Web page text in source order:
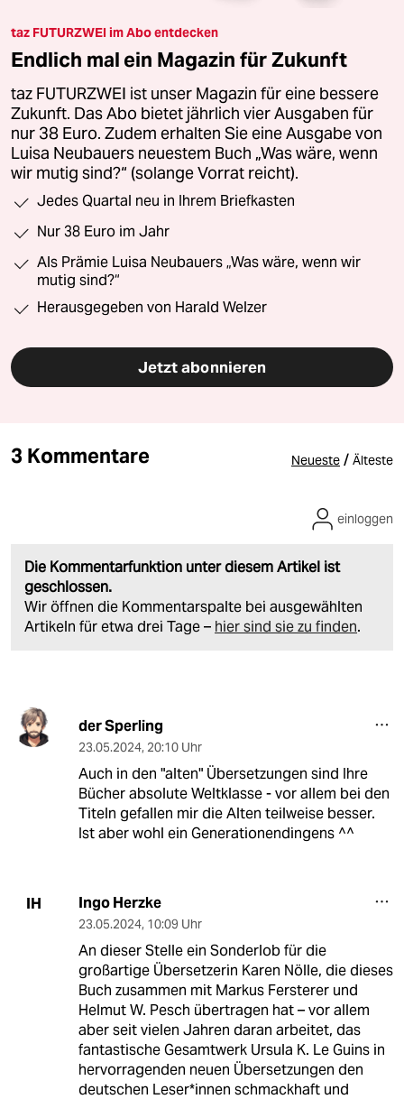
taz FUTURZWEI im Abo entdecken
Endlich mal ein Magazin für Zukunft
taz FUTURZWEI ist unser Magazin für eine bessere
Zukunft. Das Abo bietet jährlich vier Ausgaben für
nur 38 Euro. Zudem erhalten Sie eine Ausgabe von
Luisa Neubauers neuestem Buch „Was wäre, wenn
wir mutig sind?“ (solange Vorrat reicht).
Jedes Quartal neu in Ihrem Briefkasten
Nur 38 Euro im Jahr
Als Prämie Luisa Neubauers „Was wäre, wenn wir
mutig sind?“
Herausgegeben von Harald Welzer
Jetzt abonnieren
3 Kommentare Neueste / Älteste
Die Kommentarfunktion unter diesem Artikel ist
geschlossen.
Wir öffnen die Kommentarspalte bei ausgewählten
Artikeln für etwa drei Tage – hier sind sie zu finden.
einloggen
der Sperling
23.05.2024, 20:10 Uhr
Auch in den "alten" Übersetzungen sind Ihre
Bücher absolute Weltklasse - vor allem bei den
Titeln gefallen mir die Alten teilweise besser.
Ist aber wohl ein Generationendingens ^^
IH Ingo Herzke
23.05.2024, 10:09 Uhr
An dieser Stelle ein Sonderlob für die
großartige Übersetzerin Karen Nölle, die dieses
Buch zusammen mit Markus Fersterer und
Helmut W. Pesch übertragen hat – vor allem
aber seit vielen Jahren daran arbeitet, das
fantastische Gesamtwerk Ursula K. Le Guins in
hervorragenden neuen Übersetzungen den
deutschen Leser*innen schmackhaft und